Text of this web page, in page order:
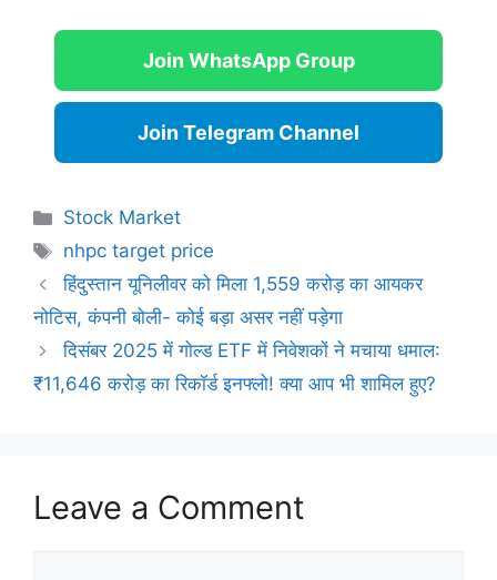
Join WhatsApp Group
Join Telegram Channel
Categories
Stock Market
Tags
nhpc target price
हिंदुस्तान यूनिलीवर को मिला 1,559 करोड़ का आयकर
नोटिस, कंपनी बोली- कोई बड़ा असर नहीं पड़ेगा
दिसंबर 2025 में गोल्ड ETF में निवेशकों ने मचाया धमाल:
₹11,646 करोड़ का रिकॉर्ड इनफ्लो! क्या आप भी शामिल हुए?
Leave a Comment